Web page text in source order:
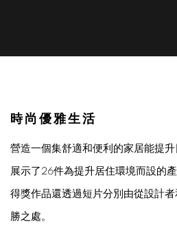
產品及工業設計2019
時尚優雅生活
營造一個集舒適和便利的家居能提
展示了 26件為提升居住環境而設的
得獎作品還透過短片分別由從設計
勝之處。